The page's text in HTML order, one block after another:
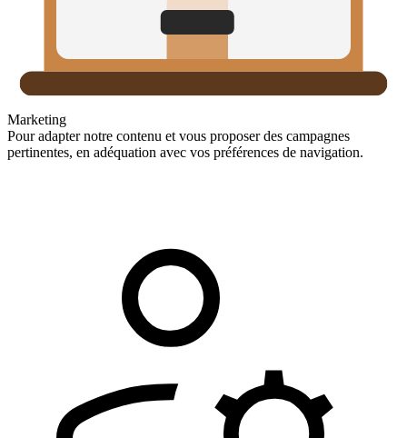
Marketing
Pour adapter notre contenu et vous proposer des campagnes
pertinentes, en adéquation avec vos préférences de navigation.